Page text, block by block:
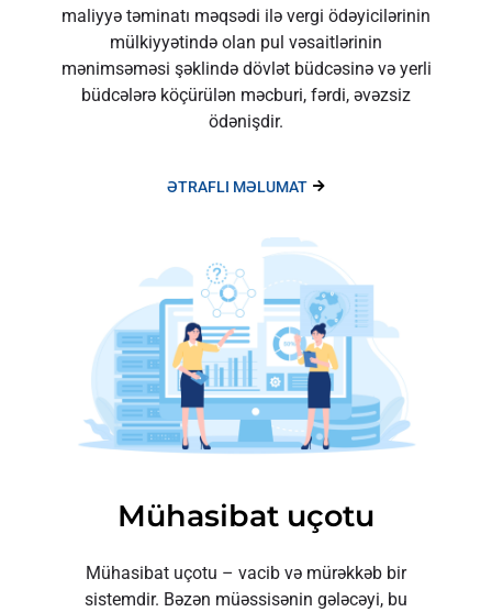
maliyyə təminatı məqsədi ilə vergi ödəyicilərinin
mülkiyyətində olan pul vəsaitlərinin
mənimsəməsi şəklində dövlət büdcəsinə və yerli
büdcələrə köçürülən məcburi, fərdi, əvəzsiz
ödənişdir.
ƏTRAFLI MƏLUMAT
Mühasibat uçotu
Mühasibat uçotu – vacib və mürəkkəb bir
sistemdir. Bəzən müəssisənin gələcəyi, bu